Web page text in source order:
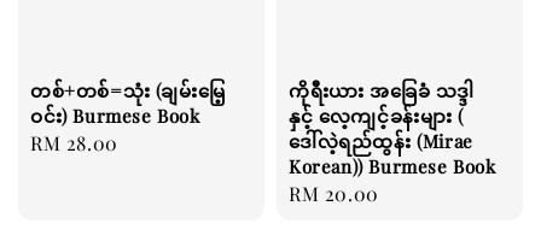
တစ်+တစ်=သုံး (ချမ်းမြေ့
ဝင်း) Burmese Book
Regular
RM 28.00
ကိုရီးယား အခြေခံ သဒ္ဒါ
နှင့် လေ့ကျင့်ခန်းများ (
ဒေါ်လဲ့ရည်ထွန်း (Mirae
Korean)) Burmese Book
Regular
RM 20.00